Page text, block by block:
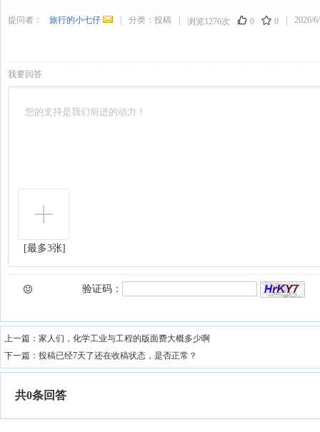
提问者： 旅行的小七仔 分类： 投稿 浏览1276次 0 0 2026/
我要回答
[最多3张]
验证码：
上一篇： 家人们，化学工业与工程的版面费大概多少啊
下一篇： 投稿已经7天了还在收稿状态，是否正常？
共0条回答